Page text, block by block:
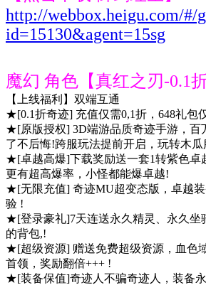
http://webbox.heigu.com/#/
id=15130&agent=15sg
魔幻 角色【真红之刃-0.1折
【上线福利】双端互通
★[0.1折奇迹] 充值仅需0,1折，648礼包
★[原版授权] 3D端游品质奇迹手游，百
了不后悔!跨服玩法提前开启，玩转木瓜
★[卓越高爆]下载奖励送一套1转紫色卓
更有超高爆率，小怪都能爆卓越!
★[无限充值] 奇迹MU超变态版，卓越
验 !
★[登录豪礼]7天连送永久精灵、永久坐
的背包,!
★[超级资源] 赠送免费超级资源，血色
首领，奖励翻倍+++ !
★[装备保值]奇迹人不骗奇迹人，装备